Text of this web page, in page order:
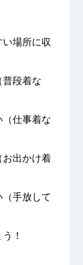
場所に収
段着な
仕事着な
出かけ着
手放して
！